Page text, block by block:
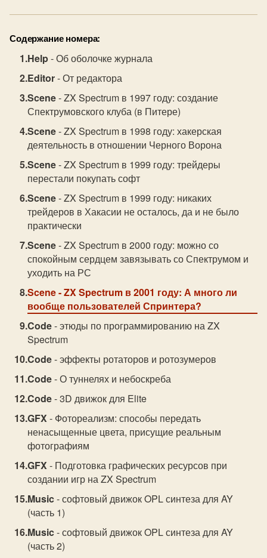
Содержание номера:
Help- Об оболочке журнала
Editor- От редактора
Scene- ZX Spectrum в 1997 году: создание
Спектрумовского клуба (в Питере)
Scene- ZX Spectrum в 1998 году: хакерская
деятельность в отношении Черного Ворона
Scene- ZX Spectrum в 1999 году: трейдеры
перестали покупать софт
Scene- ZX Spectrum в 1999 году: никаких
трейдеров в Хакасии не осталось, да и не было
практически
Scene- ZX Spectrum в 2000 году: можно со
спокойным сердцем завязывать со Спектрумом и
уходить на РС
Scene- ZX Spectrum в 2001 году: А много ли
вообще пользователей Спpинтеpа?
Code- этюды по программированию на ZX
Spectrum
Code- эффекты ротаторов и ротозумеров
Code- О туннелях и небоскреба
Code- 3D движок для Elite
GFX- Фотореализм: способы передать
ненасыщенные цвета, присущие реальным
фотографиям
GFX- Подготовка графических ресурсов при
создании игр на ZX Spectrum
Music- софтовый движок OPL синтеза для AY
(часть 1)
Music- софтовый движок OPL синтеза для AY
(часть 2)